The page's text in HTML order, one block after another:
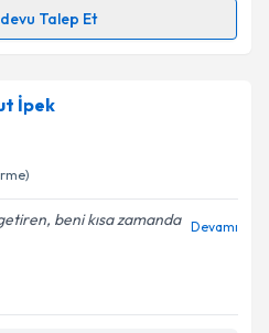
kişisel verilerimin belirtilen
kabul ediyorum.
Gönder
Talep Et
randevu takvimi talebi
randevu almanız için bir
e-posta ile bilgilendireceğiz.
ilişkin
kişisel verilerimin belirtilen
İpek
beni kısa zamanda Devamı